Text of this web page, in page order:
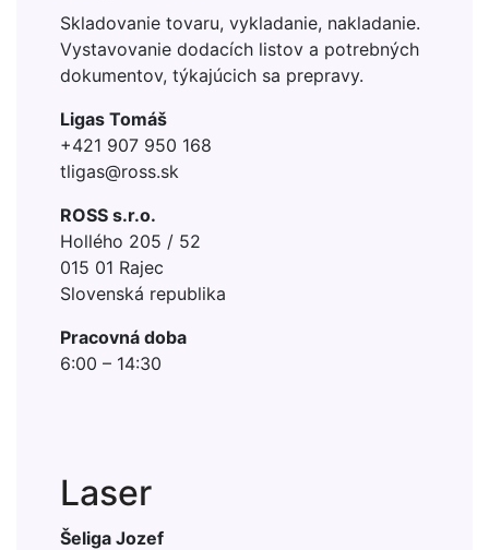
Skladovanie tovaru, vykladanie, nakladanie.
Vystavovanie dodacích listov a potrebných
dokumentov, týkajúcich sa prepravy.
Ligas Tomáš
+421 907 950 168
tligas@ross.sk
ROSS s.r.o.
Hollého 205 / 52
015 01 Rajec
Slovenská republika
Pracovná doba
6:00 – 14:30
Laser
Šeliga Jozef